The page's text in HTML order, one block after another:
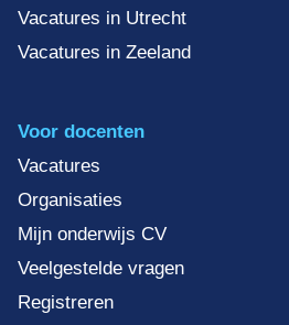
Vacatures in Utrecht
Vacatures in Zeeland
Voor docenten
Vacatures
Organisaties
Mijn onderwijs CV
Veelgestelde vragen
Registreren